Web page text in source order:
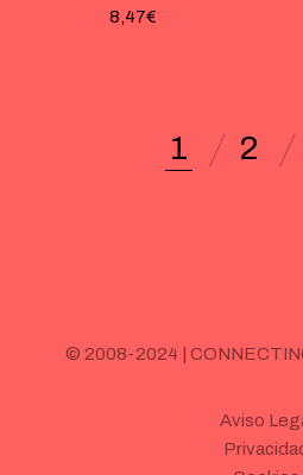
8,47€
1 2
© 2008-2024 |
Aviso